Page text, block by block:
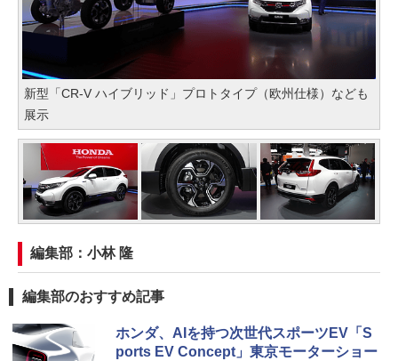
新型「CR-V ハイブリッド」プロトタイプ（欧州仕様）なども
展示
編集部：小林 隆
編集部のおすすめ記事
ホンダ、AIを持つ次世代スポーツEV「S
ports EV Concept」東京モーターショー